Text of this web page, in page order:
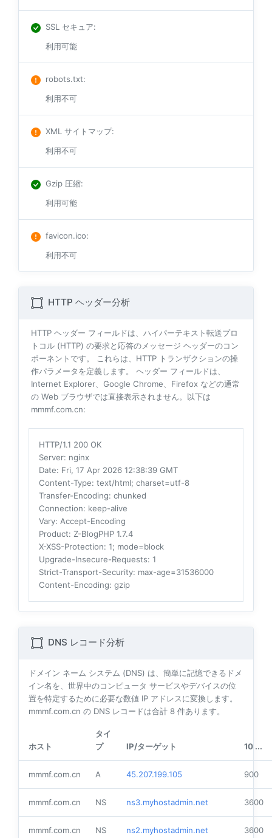
SSL セキュア:
利用可能
robots.txt:
利用不可
XML サイトマップ:
利用不可
Gzip 圧縮:
利用可能
favicon.ico:
利用不可
HTTP ヘッダー分析
HTTP ヘッダー フィールドは、ハイパーテキスト転送プロ
トコル (HTTP) の要求と応答のメッセージ ヘッダーのコン
ポーネントです。 これらは、HTTP トランザクションの操
作パラメータを定義します。 ヘッダー フィールドは、
Internet Explorer、Google Chrome、Firefox などの通常
の Web ブラウザでは直接表示されません。以下は
mmmf.com.cn:
HTTP/1.1 200 OK
Server: nginx
Date: Fri, 17 Apr 2026 12:38:39 GMT
Content-Type: text/html; charset=utf-8
Transfer-Encoding: chunked
Connection: keep-alive
Vary: Accept-Encoding
Product: Z-BlogPHP 1.7.4
X-XSS-Protection: 1; mode=block
Upgrade-Insecure-Requests: 1
Strict-Transport-Security: max-age=31536000
Content-Encoding: gzip
DNS レコード分析
ドメイン ネーム システム (DNS) は、簡単に記憶できるドメ
イン名を、世界中のコンピュータ サービスやデバイスの位
置を特定するために必要な数値 IP アドレスに変換します。
mmmf.com.cn の DNS レコードは合計 8 件あります。
ホスト
タイ
プ
IP/ターゲット 10 ...
mmmf.com.cn A 45.207.199.105 900
mmmf.com.cn NS ns3.myhostadmin.net 3600
mmmf.com.cn NS ns2.myhostadmin.net 3600